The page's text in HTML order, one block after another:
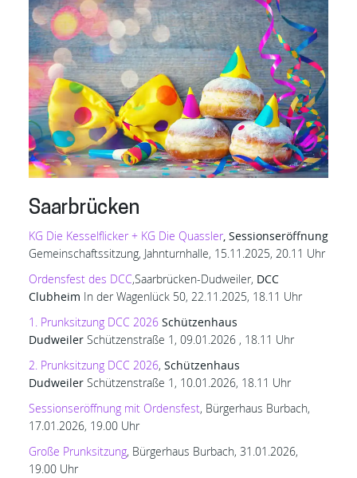
Saarbrücken
KG Die Kesselflicker + KG Die Quassler, Sessionseröffnung
Gemeinschaftssitzung, Jahnturnhalle, 15.11.2025, 20.11 Uhr
Ordensfest des DCC,Saarbrücken-Dudweiler, DCC
Clubheim In der Wagenlück 50, 22.11.2025, 18.11 Uhr
1. Prunksitzung DCC 2026 Schützenhaus
Dudweiler Schützenstraße 1, 09.01.2026 , 18.11 Uhr
2. Prunksitzung DCC 2026, Schützenhaus
Dudweiler Schützenstraße 1, 10.01.2026, 18.11 Uhr
Sessionseröffnung mit Ordensfest, Bürgerhaus Burbach,
17.01.2026, 19.00 Uhr
Große Prunksitzung, Bürgerhaus Burbach, 31.01.2026,
19.00 Uhr